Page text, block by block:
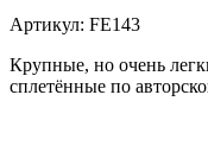
Артикул: FE143
Крупные, но очень
сплетённые по